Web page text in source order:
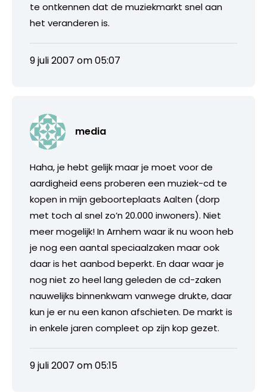
te ontkennen dat de muziekmarkt snel aan
het veranderen is.
9 juli 2007 om 05:07
media
Haha, je hebt gelijk maar je moet voor de
aardigheid eens proberen een muziek-cd te
kopen in mijn geboorteplaats Aalten (dorp
met toch al snel zo’n 20.000 inwoners). Niet
meer mogelijk! In Arnhem waar ik nu woon heb
je nog een aantal speciaalzaken maar ook
daar is het aanbod beperkt. En daar waar je
nog niet zo heel lang geleden de cd-zaken
nauwelijks binnenkwam vanwege drukte, daar
kun je er nu een kanon afschieten. De markt is
in enkele jaren compleet op zijn kop gezet.
9 juli 2007 om 05:15